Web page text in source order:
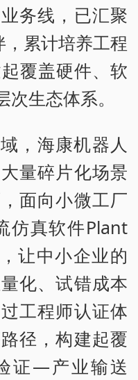
务线，已汇聚
累计培养工程
覆盖硬件、软
生态体系。
，海康机器人
量碎片化场景
面向小微工厂
仿真软件Plant
让中小企业的
化、试错成本
工程师认证体
径，构建起覆
证—产业输送